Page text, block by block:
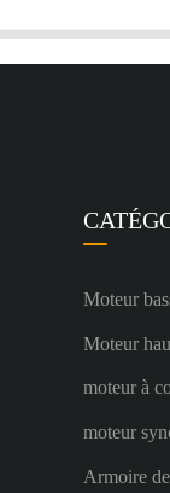
Moteur
Moteur
moteur à
moteur
Armoire